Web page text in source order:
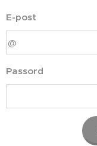
E-post
Passord